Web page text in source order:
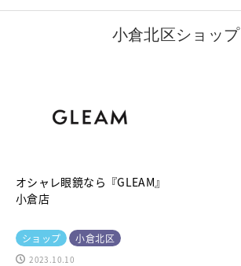
小倉北区ショップ
オシャレ眼鏡なら『GLEAM』
小倉店
ショップ 小倉北区
2023.10.10